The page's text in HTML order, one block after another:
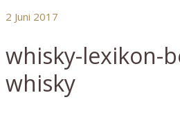
2 Juni 2017
whisky-lexikon-
whisky